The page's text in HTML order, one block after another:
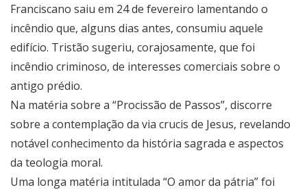
Franciscano saiu em 24 de fevereiro lamentando o
incêndio que, alguns dias antes, consumiu aquele
edifício. Tristão sugeriu, corajosamente, que foi
incêndio criminoso, de interesses comerciais sobre o
antigo prédio.
Na matéria sobre a “Procissão de Passos”, discorre
sobre a contemplação da via crucis de Jesus, revelando
notável conhecimento da história sagrada e aspectos
da teologia moral.
Uma longa matéria intitulada “O amor da pátria” foi